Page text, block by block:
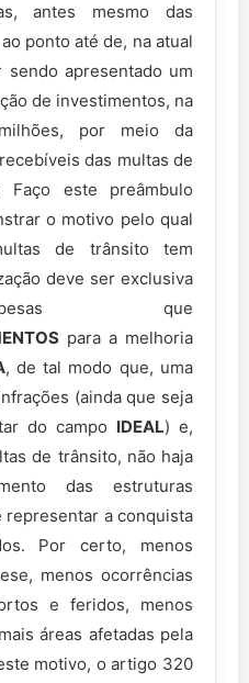
antes mesmo das
ponto até de, na atual
sendo apresentado um
de investimentos, na
por meio da
das multas de
este preâmbulo
o motivo pelo qual
de trânsito tem
deve ser exclusiva
que
para a melhoria
, de tal modo que, uma
(ainda que seja
do campo IDEAL) e,
de trânsito, não haja
das estruturas
representar a conquista
Por certo, menos
menos ocorrências
e feridos, menos
áreas afetadas pela
motivo, o artigo 320